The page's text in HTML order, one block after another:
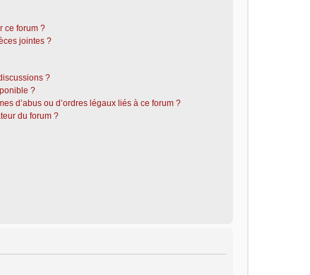
ce forum ?
jointes ?
?
?
d’abus ou d’ordres légaux liés à ce forum ?
du forum ?